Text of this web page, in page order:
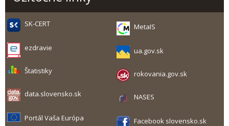
SK-CERT MetaIS
ezdravie ua.gov.sk
Štatistiky rokovania.gov.sk
data.slovensko.sk NASES
Portál Vaša Európa Facebook slovensko.sk